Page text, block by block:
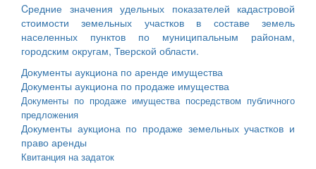
Cредние значения удельных показателей кадастровой
стоимости земельных участков в составе земель
населенных пунктов по муниципальным районам,
городским округам, Тверской области.
Документы аукциона по аренде имущества
Документы аукциона по продаже имущества
Документы по продаже имущества посредством публичного
предложения
Документы аукциона по продаже земельных участков и
право аренды
Квитанция на задаток